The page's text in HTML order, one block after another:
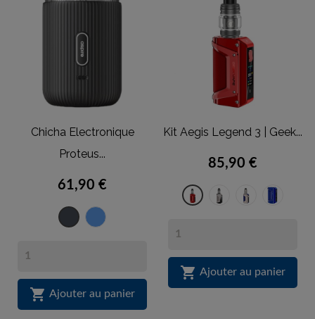
Chicha Electronique
Proteus...
61,90 €
NoirBleu
 Ajouter au panier
Kit Aegis Legend 3 | Geek...
85,90 €
RougeDark
Golden
 Ajouter au panier